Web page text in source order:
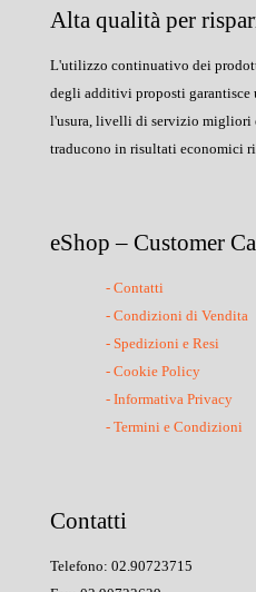
Alta qualità per
L'utilizzo continuativo dei
degli additivi proposti garantisce
l'usura, livelli di servizio migliori
traducono in risultati economici
eShop – Customer
- Contatti
- Condizioni di Vendita
- Spedizioni e Resi
- Cookie Policy
- Informativa Privacy
- Termini e Condizioni
Contatti
Telefono: 02.90723715